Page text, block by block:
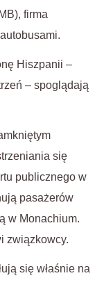
firma
Hiszpanii –
– spoglądają
się
publicznego w
pasażerów
w Monachium.
związkowcy.
się właśnie na